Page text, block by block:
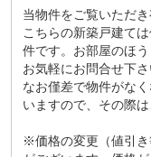
当物件をご覧いただ
こちらの新築戸建て
件です。お部屋のほ
お気軽にお問合せ下さ
なお僅差で物件がな
いますので、その際は
※価格の変更（値引